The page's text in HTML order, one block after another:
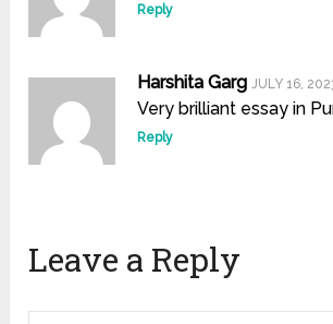
Reply
Harshita Garg JULY 16,
Very brilliant essay in
Reply
Leave a Reply